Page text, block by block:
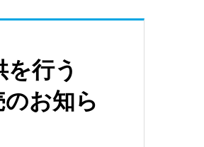
行う
お知ら